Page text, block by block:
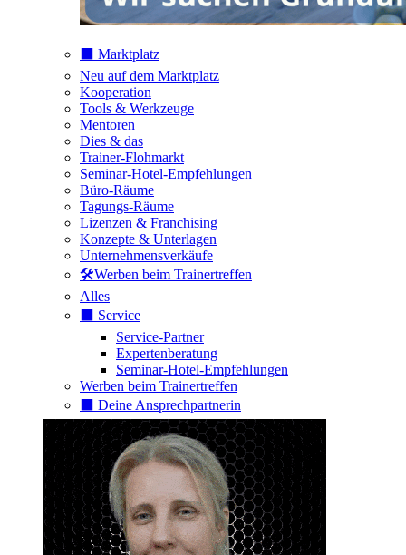
⬛️ Marktplatz
Neu auf dem Marktplatz
Kooperation
Tools & Werkzeuge
Mentoren
Dies & das
Trainer-Flohmarkt
Seminar-Hotel-Empfehlungen
Büro-Räume
Tagungs-Räume
Lizenzen & Franchising
Konzepte & Unterlagen
Unternehmensverkäufe
🛠️Werben beim Trainertreffen
Alles
⬛️ Service
Service-Partner
Expertenberatung
Seminar-Hotel-Empfehlungen
Werben beim Trainertreffen
⬛️ Deine Ansprechpartnerin